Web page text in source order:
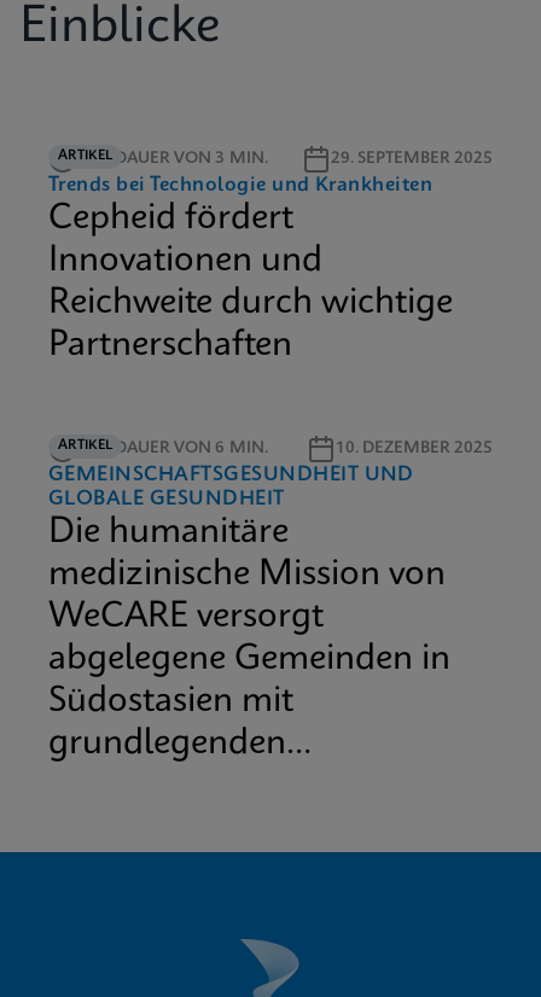
Einblicke
ARTIKEL
LESEDAUER VON 3 MIN. 29. SEPTEMBER 2025
Trends bei Technologie und Krankheiten
Cepheid fördert
Innovationen und
Reichweite durch wichtige
Partnerschaften
ARTIKEL
LESEDAUER VON 6 MIN. 10. DEZEMBER 2025
GEMEINSCHAFTSGESUNDHEIT UND
GLOBALE GESUNDHEIT
Die humanitäre
medizinische Mission von
WeCARE versorgt
abgelegene Gemeinden in
Südostasien mit
grundlegenden